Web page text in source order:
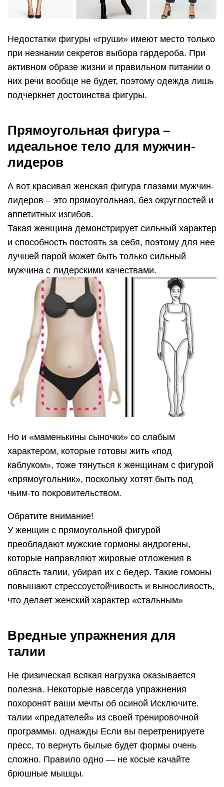
Недостатки фигуры «груши» имеют место только
при незнании секретов выбора гардероба. При
активном образе жизни и правильном питании о
них речи вообще не будет, поэтому одежда лишь
подчеркнет достоинства фигуры.
Прямоугольная фигура –
идеальное тело для мужчин-
лидеров
А вот красивая женская фигура глазами мужчин-
лидеров – это прямоугольная, без округлостей и
аппетитных изгибов.
Такая женщина демонстрирует сильный характер
и способность постоять за себя, поэтому для нее
лучшей парой может быть только сильный
мужчина с лидерскими качествами.
Но и «маменькины сыночки» со слабым
характером, которые готовы жить «под
каблуком», тоже тянуться к женщинам с фигурой
«прямоугольник», поскольку хотят быть под
чьим-то покровительством.
Обратите внимание!
У женщин с прямоугольной фигурой
преобладают мужские гормоны андрогены,
которые направляют жировые отложения в
область талии, убирая их с бедер. Такие гомоны
повышают стрессоустойчивость и выносливость,
что делает женский характер «стальным»
Вредные упражнения для
талии
Не физическая всякая нагрузка оказывается
полезна. Некоторые навсегда упражнения
похоронят ваши мечты об осиной Исключите.
талии «предателей» из своей тренировочной
программы. однажды Если вы перетренируете
пресс, то вернуть былые будет формы очень
сложно. Правило одно — не косые качайте
брюшные мышцы.